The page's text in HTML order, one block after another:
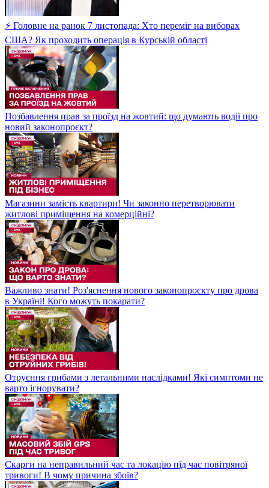
⚡ Головне на ранок 7 листопада: Хто переміг на виборах
США? Як проходить операція в Курській області
Позбавлення прав за проїзд на жовтий: що думають водії про
новий законопроєкт?
Магазини замість квартири! Чи законно перетворювати
житлові приміщення на комерційні?
Важливо знати! Роз'яснення нового законопроєкту про дрова
в Україні! Кого можуть покарати?
Отруєння грибами з летальними наслідками! Які симптоми не
варто ігнорувати?
Скарги на неправильний час та локацію під час повітряної
тривоги! В чому причина збоїв?